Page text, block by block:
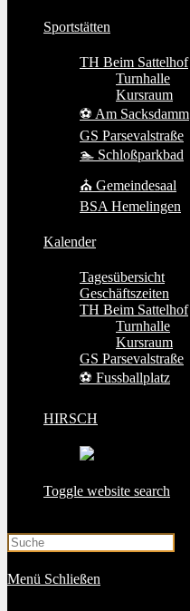
Sportstätten
TH Beim Sattelhof
Turnhalle
Kursraum
⚽ Am Sacksdamm
GS Parsevalstraße
🏊 Schloßparkbad
⛪ Gemeindesaal
BSA Hemelingen
Kalender
Tagesübersicht
Geschäftszeiten
TH Beim Sattelhof
Turnhalle
Kursraum
GS Parsevalstraße
⚽ Fussballplatz
HIRSCH
Toggle website search
Menü Schließen